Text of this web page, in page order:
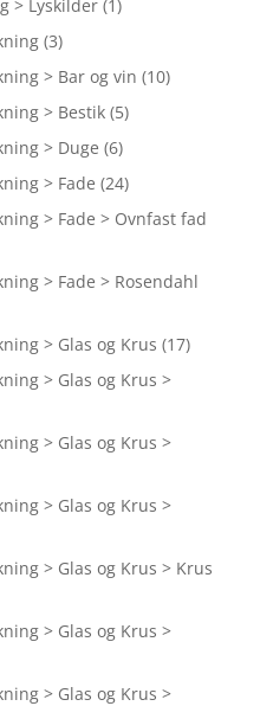
> Lyskilder (1)
(3)
> Bar og vin (10)
> Bestik (5)
> Duge (6)
> Fade (24)
> Fade > Ovnfast fad
> Fade > Rosendahl
> Glas og Krus (17)
> Glas og Krus >
> Glas og Krus >
> Glas og Krus >
> Glas og Krus > Krus
> Glas og Krus >
> Glas og Krus >